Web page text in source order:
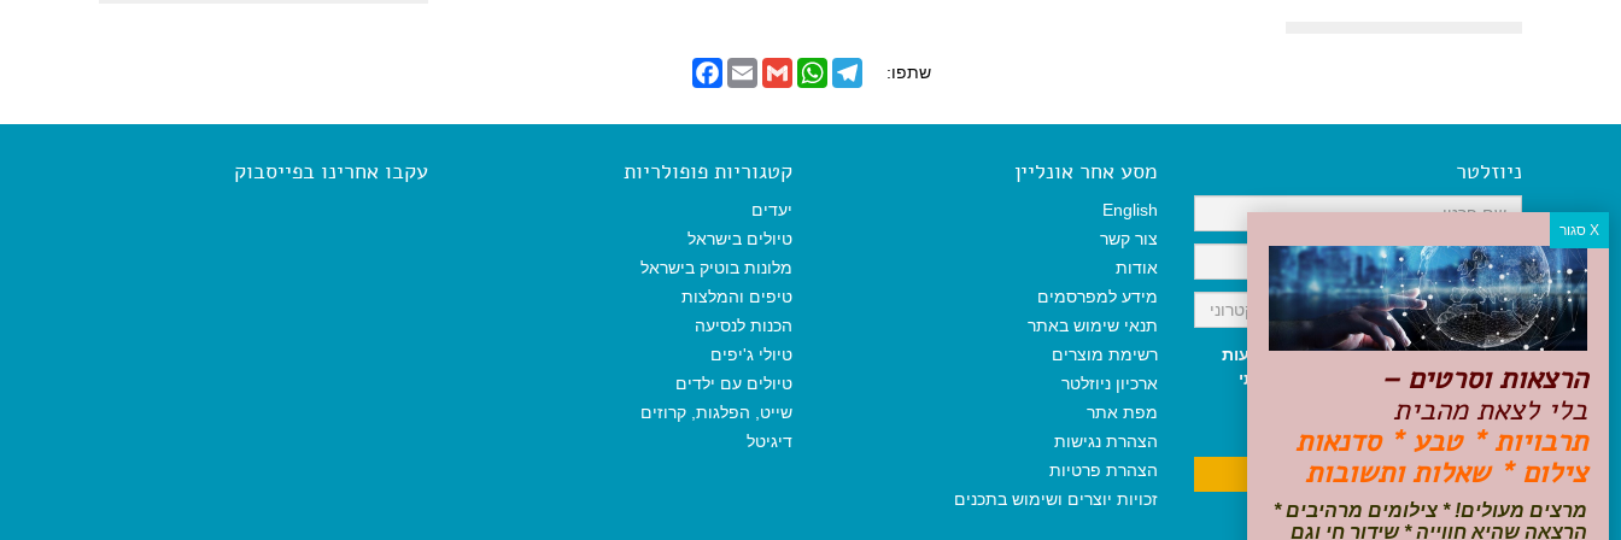
שתפו:
F
a
e
o
o
E
m
i
G
m
i
W
h
t
T
e
e
ניוזלטר
אני מאשר/ת קבלת ניוזלטר והודעות
שיווקיות, ומאשר/ת כי קראתי והסכמתי
לתקנון האתר ולמדיניות הפרטיות
ניתן לבטל את ההרשמה בכל עת
מסע אחר אונליין
English
צור קשר
אודות
מידע למפרסמים
תנאי שימוש באתר
רשימת מוצרים
ארכיון ניוזלטר
מפת אתר
הצהרת נגישות
הצהרת פרטיות
זכויות יוצרים ושימוש בתכנים
קטגוריות פופולריות
יעדים
טיולים בישראל
מלונות בוטיק בישראל
טיפים והמלצות
הכנות לנסיעה
טיולי ג'יפים
טיולים עם ילדים
שייט, הפלגות, קרוזים
דיגיטל
עקבו אחרינו בפייסבוק
הרצאות וסרטים –
בלי לצאת מהבית
תרבויות * טבע * סדנאות
צילום * שאלות ותשובות
מרצים מעולים! * צילומים מרהיבים *
הרצאה שהיא חווייה * שידור חי וגם